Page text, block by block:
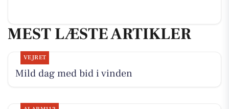
MEST LÆSTE ARTIKLER
VEJRET
Mild dag med bid i vinden